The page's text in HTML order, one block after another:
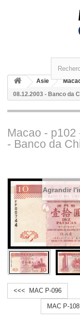
Asie
08.12.2003 - Banco da
Macao -
- Banco da
Agrandir
<<< MAC P-096
MAC P-